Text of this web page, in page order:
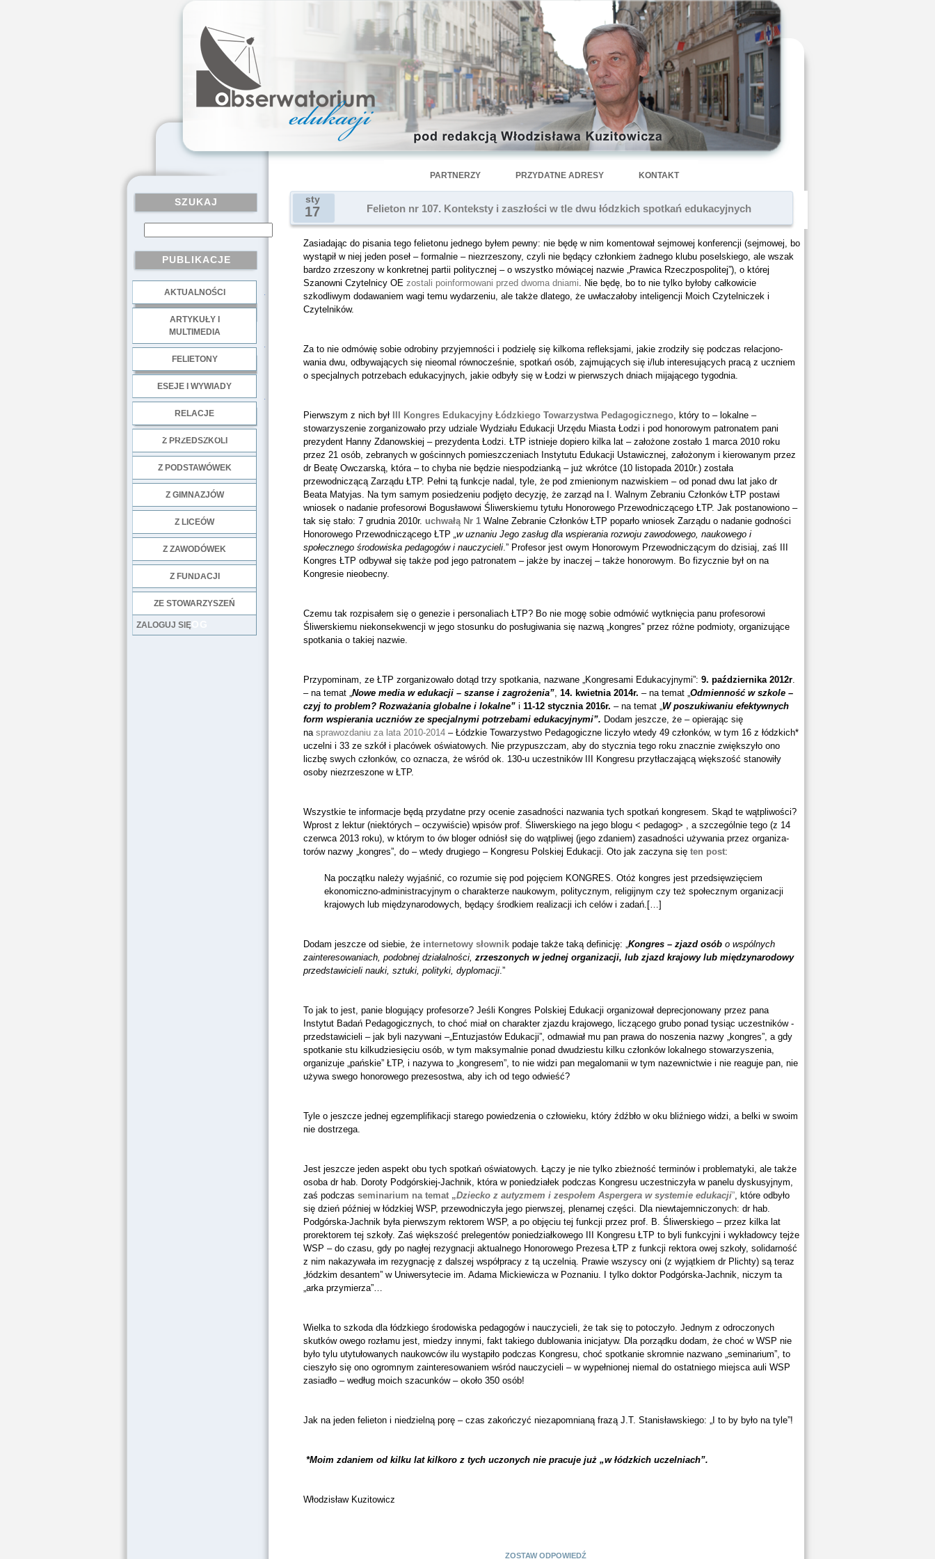
PARTNERZY PRZYDATNE ADRESY KONTAKT
SZUKAJ
PUBLIKACJE
AKTUALNOŚCI
ARTYKUŁY I
MULTIMEDIA
FELIETONY
ESEJE I WYWIADY
RELACJE
Z PRZEDSZKOLI
Z PODSTAWÓWEK
Z GIMNAZJÓW
Z LICEÓW
Z ZAWODÓWEK
Z FUNDACJI
ZE STOWARZYSZEŃ
LOG
ZALOGUJ SIĘ
sty
17 Felieton nr 107. Konteksty i zaszłości w tle dwu łódzkich spotkań edukacyjnych
Zasiadając do pisania tego felietonu jednego byłem pewny: nie będę w nim komentował sejmowej konferencji (sejmowej, bo
wystąpił w niej jeden poseł – formalnie – niezrzeszony, czyli nie będący członkiem żadnego klubu poselskiego, ale wszak
bardzo zrzeszony w konkretnej partii politycznej – o wszystko mówiącej nazwie „Prawica Rzeczpospolitej”), o której
Szanowni Czytelnicy OE zostali poinformowani przed dwoma dniami. Nie będę, bo to nie tylko byłoby całkowicie
szkodliwym dodawaniem wagi temu wydarzeniu, ale także dlatego, że uwłaczałoby inteligencji Moich Czytelniczek i
Czytelników.
Za to nie odmówię sobie odrobiny przyjemności i podzielę się kilkoma refleksjami, jakie zrodziły się podczas relacjono-
wania dwu, odbywających się nieomal równocześnie, spotkań osób, zajmujących się i/lub interesujących pracą z uczniem
o specjalnych potrzebach edukacyjnych, jakie odbyły się w Łodzi w pierwszych dniach mijającego tygodnia.
Pierwszym z nich był III Kongres Edukacyjny Łódzkiego Towarzystwa Pedagogicznego, który to – lokalne –
stowarzyszenie zorganizowało przy udziale Wydziału Edukacji Urzędu Miasta Łodzi i pod honorowym patronatem pani
prezydent Hanny Zdanowskiej – prezydenta Łodzi. ŁTP istnieje dopiero kilka lat – założone zostało 1 marca 2010 roku
przez 21 osób, zebranych w gościnnych pomieszczeniach Instytutu Edukacji Ustawicznej, założonym i kierowanym przez
dr Beatę Owczarską, która – to chyba nie będzie niespodzianką – już wkrótce (10 listopada 2010r.) została
przewodniczącą Zarządu ŁTP. Pełni tą funkcje nadal, tyle, że pod zmienionym nazwiskiem – od ponad dwu lat jako dr
Beata Matyjas. Na tym samym posiedzeniu podjęto decyzję, że zarząd na I. Walnym Zebraniu Członków ŁTP postawi
wniosek o nadanie profesorowi Bogusławowi Śliwerskiemu tytułu Honorowego Przewodniczącego ŁTP. Jak postanowiono –
tak się stało: 7 grudnia 2010r. uchwałą Nr 1 Walne Zebranie Członków ŁTP poparło wniosek Zarządu o nadanie godności
Honorowego Przewodniczącego ŁTP „w uznaniu Jego zasług dla wspierania rozwoju zawodowego, naukowego i
społecznego środowiska pedagogów i nauczycieli.” Profesor jest owym Honorowym Przewodniczącym do dzisiaj, zaś III
Kongres ŁTP odbywał się także pod jego patronatem – jakże by inaczej – także honorowym. Bo fizycznie był on na
Kongresie nieobecny.
Czemu tak rozpisałem się o genezie i personaliach ŁTP? Bo nie mogę sobie odmówić wytknięcia panu profesorowi
Śliwerskiemu niekonsekwencji w jego stosunku do posługiwania się nazwą „kongres” przez różne podmioty, organizujące
spotkania o takiej nazwie.
Przypominam, ze ŁTP zorganizowało dotąd trzy spotkania, nazwane „Kongresami Edukacyjnymi”: 9. października 2012r.
– na temat „Nowe media w edukacji – szanse i zagrożenia”, 14. kwietnia 2014r. – na temat „Odmienność w szkole –
czyj to problem? Rozważania globalne i lokalne”i 11-12 stycznia 2016r. – na temat „W poszukiwaniu efektywnych
form wspierania uczniów ze specjalnymi potrzebami edukacyjnymi”. Dodam jeszcze, że – opierając się
na sprawozdaniu za lata 2010-2014– Łódzkie Towarzystwo Pedagogiczne liczyło wtedy 49 członków, w tym 16 z łódzkich*
uczelni i 33 ze szkół i placówek oświatowych. Nie przypuszczam, aby do stycznia tego roku znacznie zwiększyło ono
liczbę swych członków, co oznacza, że wśród ok. 130-u uczestników III Kongresu przytłaczającą większość stanowiły
osoby niezrzeszone w ŁTP.
Wszystkie te informacje będą przydatne przy ocenie zasadności nazwania tych spotkań kongresem. Skąd te wątpliwości?
Wprost z lektur (niektórych – oczywiście) wpisów prof. Śliwerskiego na jego blogu < pedagog> , a szczególnie tego (z 14
czerwca 2013 roku), w którym to ów bloger odniósł się do wątpliwej (jego zdaniem) zasadności używania przez organiza-
torów nazwy „kongres”, do – wtedy drugiego – Kongresu Polskiej Edukacji. Oto jak zaczyna się ten post:
Na początku należy wyjaśnić, co rozumie się pod pojęciem KONGRES. Otóż kongres jest przedsięwzięciem
ekonomiczno-administracyjnym o charakterze naukowym, politycznym, religijnym czy też społecznym organizacji
krajowych lub międzynarodowych, będący środkiem realizacji ich celów i zadań.[…]
Dodam jeszcze od siebie, że internetowy słownik podaje także taką definicję: „Kongres – zjazd osóbo wspólnych
zainteresowaniach, podobnej działalności, zrzeszonych w jednej organizacji, lub zjazd krajowy lub międzynarodowy
przedstawicieli nauki, sztuki, polityki, dyplomacji.”
To jak to jest, panie blogujący profesorze? Jeśli Kongres Polskiej Edukacji organizował deprecjonowany przez pana
Instytut Badań Pedagogicznych, to choć miał on charakter zjazdu krajowego, liczącego grubo ponad tysiąc uczestników -
przedstawicieli – jak byli nazywani –„Entuzjastów Edukacji”, odmawiał mu pan prawa do noszenia nazwy „kongres”, a gdy
spotkanie stu kilkudziesięciu osób, w tym maksymalnie ponad dwudziestu kilku członków lokalnego stowarzyszenia,
organizuje „pańskie” ŁTP, i nazywa to „kongresem”, to nie widzi pan megalomanii w tym nazewnictwie i nie reaguje pan, nie
używa swego honorowego prezesostwa, aby ich od tego odwieść?
Tyle o jeszcze jednej egzemplifikacji starego powiedzenia o człowieku, który źdźbło w oku bliźniego widzi, a belki w swoim
nie dostrzega.
Jest jeszcze jeden aspekt obu tych spotkań oświatowych. Łączy je nie tylko zbieżność terminów i problematyki, ale także
osoba dr hab. Doroty Podgórskiej-Jachnik, która w poniedziałek podczas Kongresu uczestniczyła w panelu dyskusyjnym,
zaś podczas seminarium na temat „Dziecko z autyzmem i zespołem Aspergera w systemie edukacji”, które odbyło
się dzień później w łódzkiej WSP, przewodniczyła jego pierwszej, plenarnej części. Dla niewtajemniczonych: dr hab.
Podgórska-Jachnik była pierwszym rektorem WSP, a po objęciu tej funkcji przez prof. B. Śliwerskiego – przez kilka lat
prorektorem tej szkoły. Zaś większość prelegentów poniedziałkowego III Kongresu ŁTP to byli funkcyjni i wykładowcy tejże
WSP – do czasu, gdy po nagłej rezygnacji aktualnego Honorowego Prezesa ŁTP z funkcji rektora owej szkoły, solidarność
z nim nakazywała im rezygnację z dalszej współpracy z tą uczelnią. Prawie wszyscy oni (z wyjątkiem dr Plichty) są teraz
„łódzkim desantem” w Uniwersytecie im. Adama Mickiewicza w Poznaniu. I tylko doktor Podgórska-Jachnik, niczym ta
„arka przymierza”…
Wielka to szkoda dla łódzkiego środowiska pedagogów i nauczycieli, że tak się to potoczyło. Jednym z odroczonych
skutków owego rozłamu jest, miedzy innymi, fakt takiego dublowania inicjatyw. Dla porządku dodam, że choć w WSP nie
było tylu utytułowanych naukowców ilu wystąpiło podczas Kongresu, choć spotkanie skromnie nazwano „seminarium”, to
cieszyło się ono ogromnym zainteresowaniem wśród nauczycieli – w wypełnionej niemal do ostatniego miejsca auli WSP
zasiadło – według moich szacunków – około 350 osób!
Jak na jeden felieton i niedzielną porę – czas zakończyć niezapomnianą frazą J.T. Stanisławskiego: „I to by było na tyle”!
*Moim zdaniem od kilku lat kilkoro z tych uczonych nie pracuje już „w łódzkich uczelniach”.
Włodzisław Kuzitowicz
ZOSTAW ODPOWIEDŹ